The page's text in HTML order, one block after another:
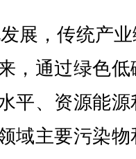
展，传统产
，通过绿色
平、资源能
域主要污染